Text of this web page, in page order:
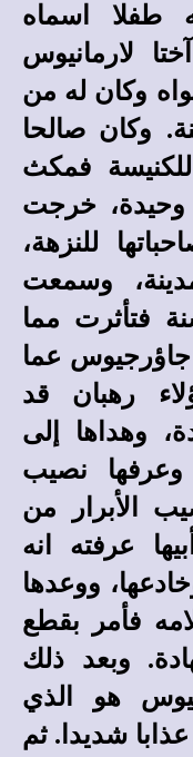
طفلا اسماه
لارمانيوس
وكان له من
وكان صالحا
فمكث
وحيدة، خرجت
للنزهة،
وسمعت
فتأثرت مما
عما
رهبان قد
وهداها إلى
وعرفها نصيب
الأبرار من
عرفته انه
ووعدها
فأمر بقطع
وبعد ذلك
هو الذي
شديدا. ثم